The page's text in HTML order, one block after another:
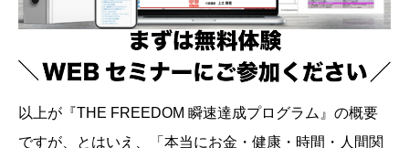
以上が『THE FREEDOM 瞬速達成プログラム』の概要
ですが、とはいえ、「本当にお金・健康・時間・人間関